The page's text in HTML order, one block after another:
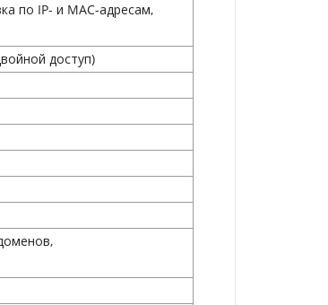
по IP- и MAC-адресам,
доступ)